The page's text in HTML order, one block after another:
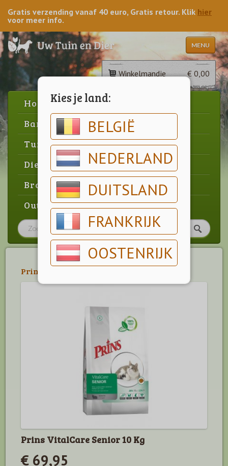
Kies je land:
BELGIË
NEDERLAND
DUITSLAND
FRANKRIJK
OOSTENRIJK
Gratis verzending vanaf 40 euro, Gratis retour. Klik hier
voor meer info.
MENU
Winkelmandje € 0,00
Home
Barbecue
Tuin
Dier
Brood & gebak
Outlet
Prins
Prins VitalCare Senior 10 Kg
€ 69,95